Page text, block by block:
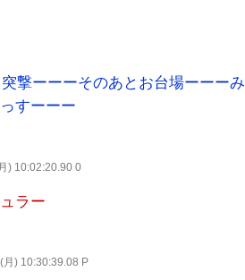
撃ーーーそのあとお台場ーーー
すーーー
) 10:02:20.90 0
ラー
月) 10:30:39.08 P